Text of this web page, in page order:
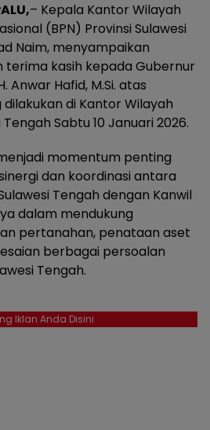
– Kepala Kantor Wilayah
(BPN) Provinsi Sulawesi
Naim, menyampaikan
terima kasih kepada Gubernur
Anwar Hafid, M.Si. atas
di Kantor Wilayah
Tengah Sabtu 10 Januari 2026.
momentum penting
dan koordinasi antara
Tengah dengan Kanwil
dalam mendukung
pertanahan, penataan aset
berbagai persoalan
Tengah.
Iklan Anda Disini